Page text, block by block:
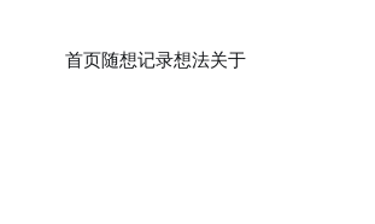
首页随想记录想法关于